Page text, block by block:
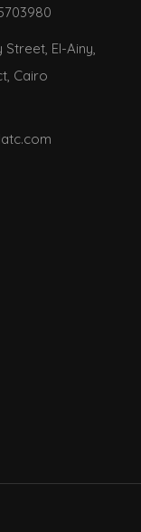
Street, El-Ainy,
Cairo